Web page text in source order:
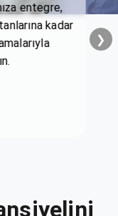
entegre,
kadar
❯